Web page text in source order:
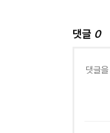
댓글 0